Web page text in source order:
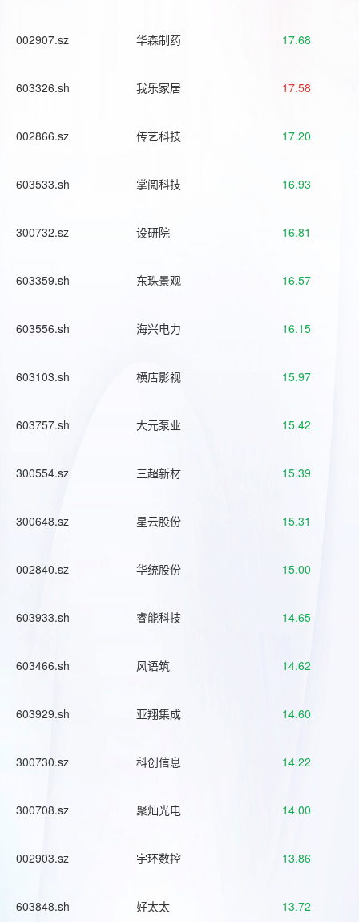
002907.sz 华森制药 17.68
603326.sh 我乐家居 17.58
002866.sz 传艺科技 17.20
603533.sh 掌阅科技 16.93
300732.sz 设研院 16.81
603359.sh 东珠景观 16.57
603556.sh 海兴电力 16.15
603103.sh 横店影视 15.97
603757.sh 大元泵业 15.42
300554.sz 三超新材 15.39
300648.sz 星云股份 15.31
002840.sz 华统股份 15.00
603933.sh 睿能科技 14.65
603466.sh 风语筑 14.62
603929.sh 亚翔集成 14.60
300730.sz 科创信息 14.22
300708.sz 聚灿光电 14.00
002903.sz 宇环数控 13.86
603848.sh 好太太 13.72